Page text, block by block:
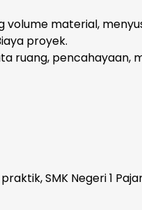
volume material,
proyek.
ruang, pencahayaan,
SMK Negeri 1